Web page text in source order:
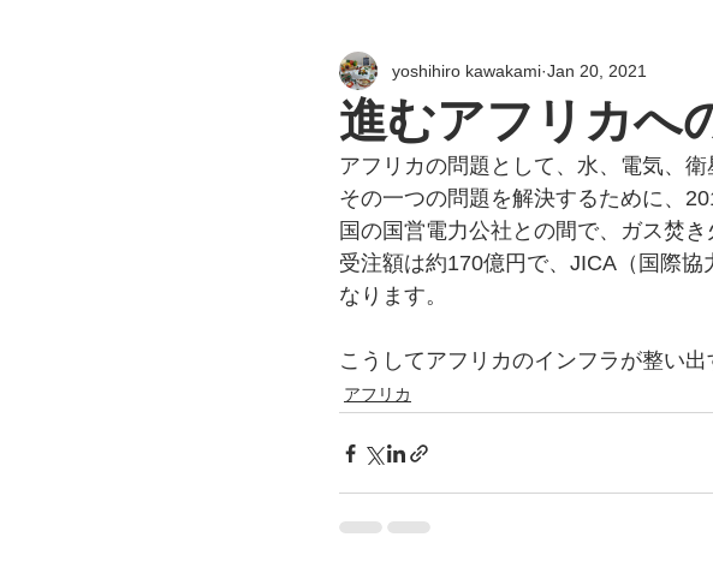
進むアフリカへ
yoshihiro kawakami Jan 20, 2021
アフリカの問題として、水、電気、衛
その一つの問題を解決するために、
国の国営電力公社との間で、ガス焚
受注額は約170億円で、JICA（国際
なります。
こうしてアフリカのインフラが整い
アフリカ